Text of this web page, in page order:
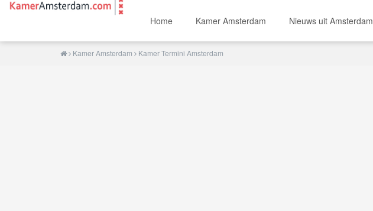
Home Kamer Amsterdam Nieuws uit Amsterdam
Kamer Amsterdam Kamer Termini Amsterdam